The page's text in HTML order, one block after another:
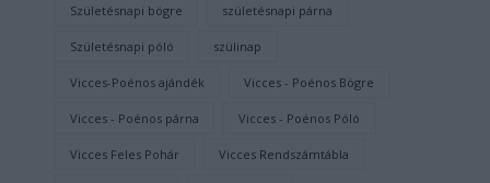
Születésnapi bögre születésnapi párna
Születésnapi póló szülinap
Vicces-Poénos ajándék Vicces - Poénos Bögre
Vicces - Poénos párna Vicces - Poénos Póló
Vicces Feles Pohár Vicces Rendszámtábla